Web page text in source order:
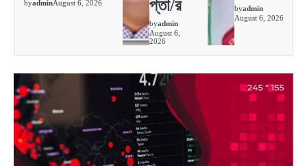
byadminAugust 6, 2026
প্তা/র
byadmin
August 6,
2026
byadmin
August 6, 2026